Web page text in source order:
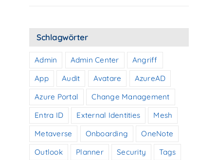
Schlagwörter
Admin Admin Center
Angriff
App
Audit Avatare
AzureAD
Azure Portal
Change Management
Entra ID
External Identities
Mesh
Metaverse
Onboarding
OneNote
Outlook
Planner Security
Tags